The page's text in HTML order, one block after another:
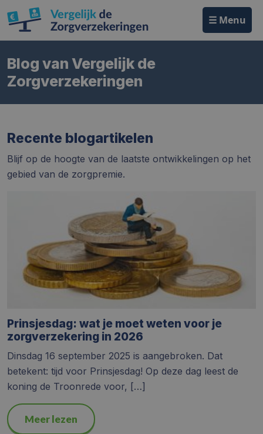
☰ Menu
Blog van Vergelijk de
Zorgverzekeringen
Recente blogartikelen
Blijf op de hoogte van de laatste ontwikkelingen op het
gebied van de zorgpremie.
Prinsjesdag: wat je moet weten voor je
zorgverzekering in 2026
Dinsdag 16 september 2025 is aangebroken. Dat
betekent: tijd voor Prinsjesdag! Op deze dag leest de
koning de Troonrede voor, […]
Meer lezen